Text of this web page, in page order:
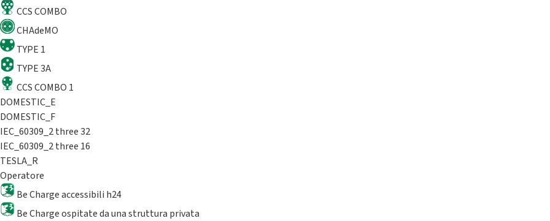
CCS COMBO
CHAdeMO
TYPE 1
TYPE 3A
CCS COMBO 1
DOMESTIC_E
DOMESTIC_F
IEC_60309_2 three 32
IEC_60309_2 three 16
TESLA_R
Operatore
Be Charge accessibili h24
Be Charge ospitate da una struttura privata